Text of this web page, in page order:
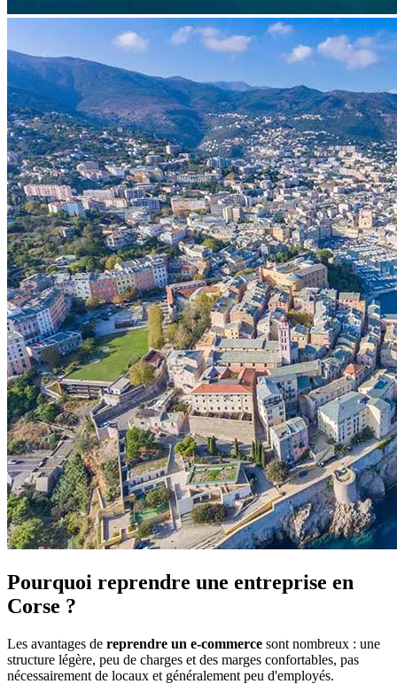
Pourquoi reprendre une entreprise en
Corse ?
Les avantages de reprendre un e-commerce sont nombreux : une
structure légère, peu de charges et des marges confortables, pas
nécessairement de locaux et généralement peu d'employés.